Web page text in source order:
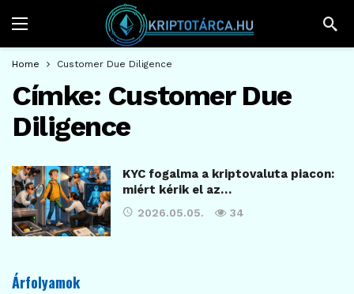
Home Customer Due Diligence
Címke: Customer Due
Diligence
KYC fogalma a kriptovaluta piacon:
miért kérik el az…
2026.05.05. 34
Árfolyamok